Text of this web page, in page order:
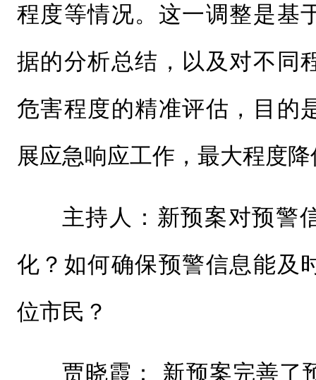
程度等情况。这一调整是基
据的分析总结，以及对不同
危害程度的精准评估，目的
展应急响应工作，最大程度
主持人：新预案对预警
化？如何确保预警信息能及
位市民？
贾晓霞： 新预案完善了